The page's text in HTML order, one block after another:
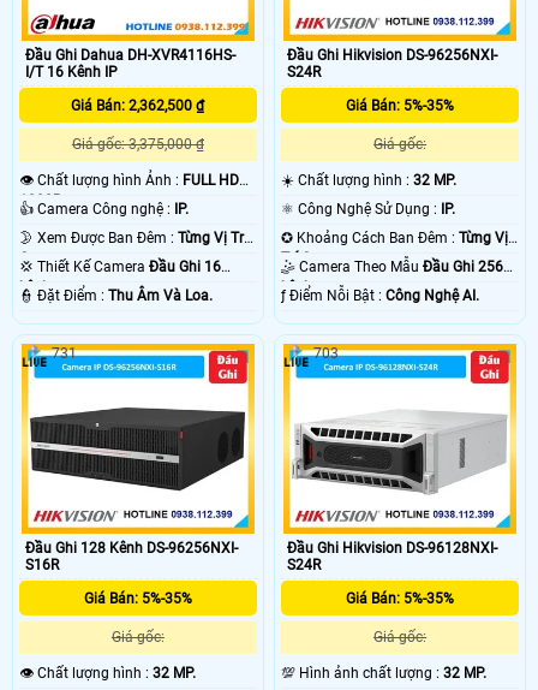
Đầu Ghi Dahua DH-XVR4116HS-
I/T 16 Kênh IP
Giá Bán: 2,362,500 ₫
Giá gốc: 3,375,000 ₫
👁 Chất lượng hình Ảnh : FULL HD
1080P .
👍 Camera Công nghệ :
IP.
🌛 Xem Được Ban Đêm : Từng Vị Trí
Camera .
💢 Thiết Kế Camera Đầu Ghi 16
kênh.
️👮 Đặt Điểm : Thu Âm Và Loa.
Đầu Ghi Hikvision DS-96256NXI-
S24R
Giá Bán: 5%-35%
Giá gốc:
☀️ Chất lượng hình :32 MP.
⚛️ Công Nghệ Sử Dụng :
IP.
✪ Khoảng Cách Ban Đêm :Từng Vị
Trí Camera .
🤹 Camera Theo MẫuĐầu Ghi 256
kênh.
️ƒ Điểm Nỗi Bật :Công Nghệ AI.
Đầu Ghi 128 Kênh DS-96256NXI-
S16R
Giá Bán: 5%-35%
Giá gốc:
👁 Chất lượng hình : 32 MP.
731
Đầu Ghi Hikvision DS-96128NXI-
S24R
Giá Bán: 5%-35%
Giá gốc:
💯 Hình ảnh chất lượng :32 MP.
703